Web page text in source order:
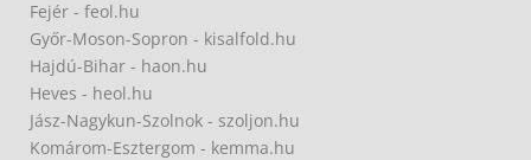
Fejér - feol.hu
Győr-Moson-Sopron - kisalfold.hu
Hajdú-Bihar - haon.hu
Heves - heol.hu
Jász-Nagykun-Szolnok - szoljon.hu
Komárom-Esztergom - kemma.hu